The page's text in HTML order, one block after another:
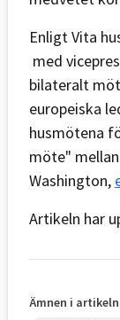
Enligt Vita
med
bilateralt
europeiska
husmötena
möte"
Washington,
Artikeln har
Ämnen i artikeln